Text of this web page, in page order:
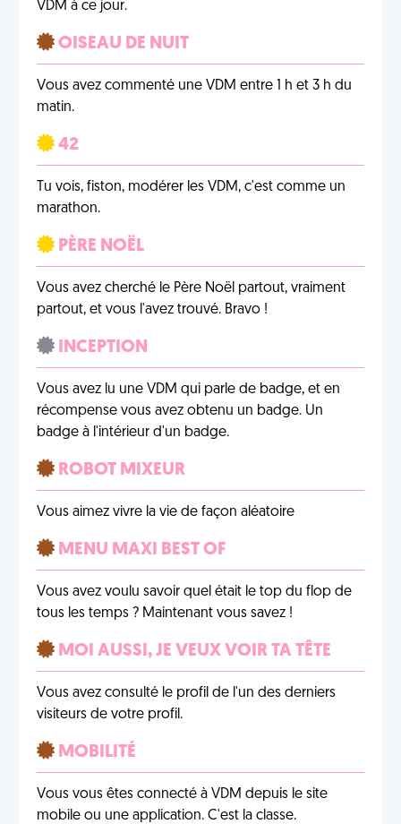
VDM à ce jour.
OISEAU DE NUIT
Vous avez commenté une VDM entre 1 h et 3 h du
matin.
42
Tu vois, fiston, modérer les VDM, c'est comme un
marathon.
PÈRE NOËL
Vous avez cherché le Père Noël partout, vraiment
partout, et vous l'avez trouvé. Bravo !
INCEPTION
Vous avez lu une VDM qui parle de badge, et en
récompense vous avez obtenu un badge. Un
badge à l'intérieur d'un badge.
ROBOT MIXEUR
Vous aimez vivre la vie de façon aléatoire
MENU MAXI BEST OF
Vous avez voulu savoir quel était le top du flop de
tous les temps ? Maintenant vous savez !
MOI AUSSI, JE VEUX VOIR TA TÊTE
Vous avez consulté le profil de l'un des derniers
visiteurs de votre profil.
MOBILITÉ
Vous vous êtes connecté à VDM depuis le site
mobile ou une application. C'est la classe.